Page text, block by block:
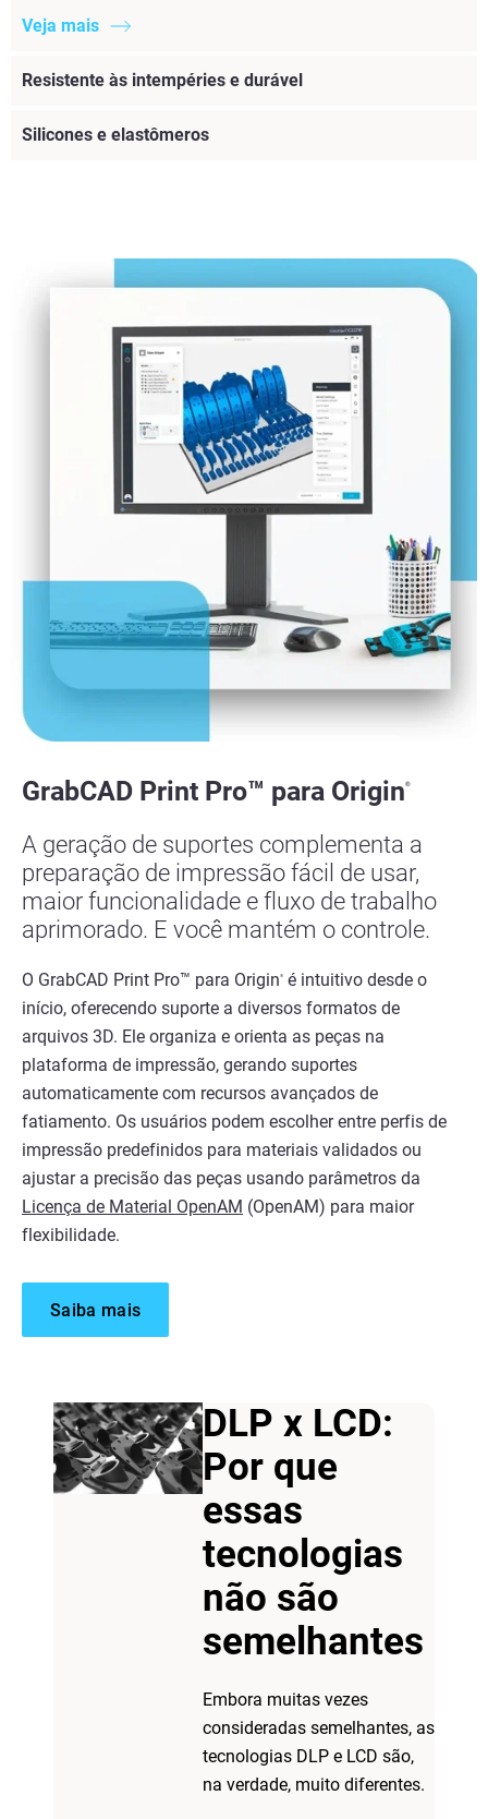
Veja mais
Resistente às intempéries e durável
Silicones e elastômeros
GrabCAD Print Pro™ para Origin®
A geração de suportes complementa a
preparação de impressão fácil de usar,
maior funcionalidade e fluxo de trabalho
aprimorado. E você mantém o controle.
O GrabCAD Print Pro™ para Origin ®
é intuitivo desde o
início, oferecendo suporte a diversos formatos de
arquivos 3D. Ele organiza e orienta as peças na
plataforma de impressão, gerando suportes
automaticamente com recursos avançados de
fatiamento. Os usuários podem escolher entre perfis de
impressão predefinidos para materiais validados ou
ajustar a precisão das peças usando parâmetros da
Licença de Material OpenAM (OpenAM) para maior
flexibilidade.
Saiba mais
DLP x LCD:
Por que
essas
tecnologias
não são
semelhantes
Embora muitas vezes
consideradas semelhantes, as
tecnologias DLP e LCD são,
na verdade, muito diferentes.